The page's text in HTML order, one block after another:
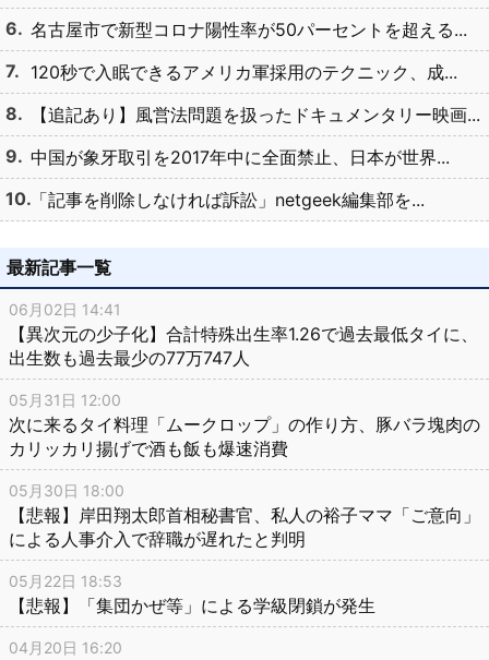
名古屋市で新型コロナ陽性率が50パーセントを超える...
120秒で入眠できるアメリカ軍採用のテクニック、成...
【追記あり】風営法問題を扱ったドキュメンタリー映画...
中国が象牙取引を2017年中に全面禁止、日本が世界...
「記事を削除しなければ訴訟」netgeek編集部を...
最新記事一覧
06月02日 14:41
【異次元の少子化】合計特殊出生率1.26で過去最低タイに、
出生数も過去最少の77万747人
05月31日 12:00
次に来るタイ料理「ムークロップ」の作り方、豚バラ塊肉の
カリッカリ揚げで酒も飯も爆速消費
05月30日 18:00
【悲報】岸田翔太郎首相秘書官、私人の裕子ママ「ご意向」
による人事介入で辞職が遅れたと判明
05月22日 18:53
【悲報】「集団かぜ等」による学級閉鎖が発生
04月20日 16:20